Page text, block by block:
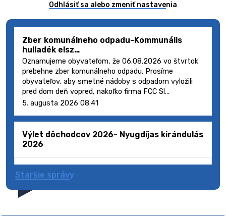
Odhlásiť sa alebo zmeniť nastavenia
Zber komunálneho odpadu-Kommunális
hulladék elsz…
Oznamujeme obyvateľom, že 06.08.2026 vo štvrtok
prebehne zber komunálneho odpadu. Prosíme
obyvateľov, aby smetné nádoby s odpadom vyložili
pred dom deň vopred, nakoľko firma FCC Sl…
5. augusta 2026 08:41
Výlet dôchodcov 2026- Nyugdíjas kirándulás
2026
Staršie správy